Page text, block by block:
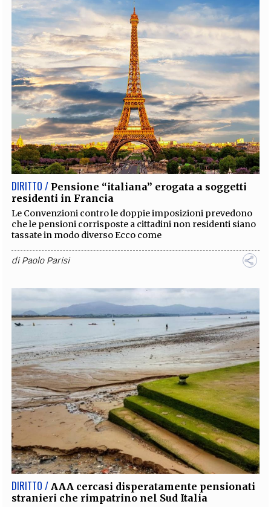
DIRITTO / Pensione “italiana” erogata a soggetti
residenti in Francia
Le Convenzioni contro le doppie imposizioni prevedono
che le pensioni corrisposte a cittadini non residenti siano
tassate in modo diverso Ecco come
diPaolo Parisi
DIRITTO / AAA cercasi disperatamente pensionati
stranieri che rimpatrino nel Sud Italia